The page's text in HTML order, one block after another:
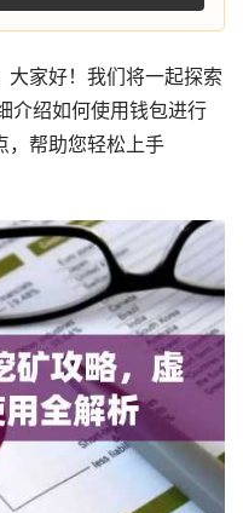
大家好！我们将一起探索
介绍如何使用钱包进行
，帮助您轻松上手